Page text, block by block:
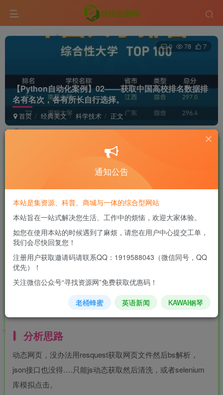
【Python自动化案例】02——获取中国高校排名数据排
名有名次，各有所长自行选择。
首页 经典美文 科学技术 正文
0 78 7
极好 · 1000
商城已上线，快去看看吧！
案例背景
【软科排名】2023年最新软科中国大学排名|中国最好大学排
名 (shanghairanking.cn)
爬取这个网站所有的高校的数据，包括学习名称，层次，地
区，分数等等信息：[‘办学层次’,’学科水平’,’办学资源’,’师资规
模与结构’,’人才培养’,’科学研究’,’服务社会’,’高端人才’,’重大项
分析思路
动态网页，没办法用resquest获取网页文件然后bs解析，
json接口也没得….只能js动态获取然后清洗，或者selenium
库模拟点击。
通知公告
本站是集资源、科普、商城与一体的综合型网站
本站旨在一站式解决您生活、工作中的烦恼，欢迎大家体验。
如您在使用本站的时候遇到了麻烦，请您在用户中心提交工单，
我们会尽快回复您！
注册用户获取邀请码请联系QQ：1919588043（微信同号，QQ
优先）！
关注微信公众号“寻找资源网”免费获取优惠码！
老桶蜂蜜 英语新闻 KAWAI钢琴